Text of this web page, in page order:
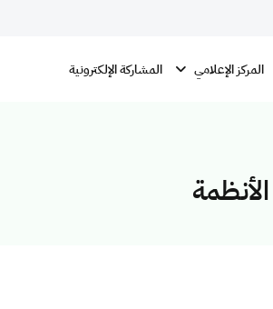
المركز الإعلامي المشاركة الإلكترونية